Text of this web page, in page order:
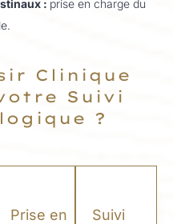
: prise en charge du
Clinique
Suivi
?
Prise en
Suivi